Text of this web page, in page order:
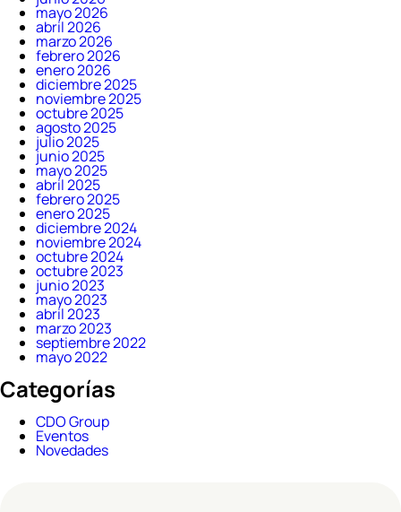
mayo 2026
abril 2026
marzo 2026
febrero 2026
enero 2026
diciembre 2025
noviembre 2025
octubre 2025
agosto 2025
julio 2025
junio 2025
mayo 2025
abril 2025
febrero 2025
enero 2025
diciembre 2024
noviembre 2024
octubre 2024
octubre 2023
junio 2023
mayo 2023
abril 2023
marzo 2023
septiembre 2022
mayo 2022
Categorías
CDO Group
Eventos
Novedades